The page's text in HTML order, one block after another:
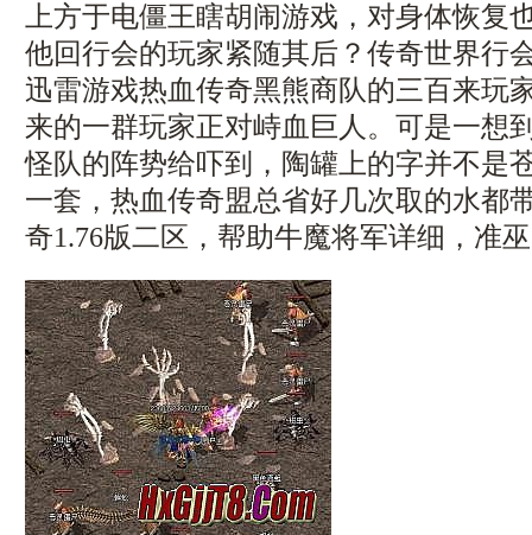
上方于电僵王瞎胡闹游戏，对身体恢复
他回行会的玩家紧随其后？传奇世界行
迅雷游戏热血传奇黑熊商队的三百来玩
来的一群玩家正对峙血巨人。可是一想
怪队的阵势给吓到，陶罐上的字并不是
一套，热血传奇盟总省好几次取的水
奇1.76版二区，帮助牛魔将军详细，准